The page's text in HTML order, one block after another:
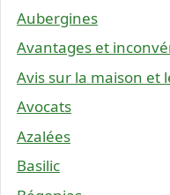
Aubergines
Avantages et
Avis sur la maison et
Avocats
Azalées
Basilic